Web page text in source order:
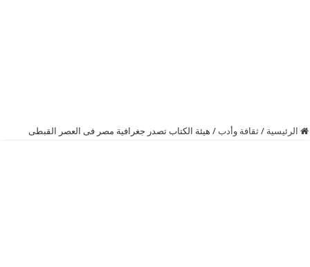
الرئيسية / ثقافة وأدب / هيئة الكتاب تصدر جغرافية مصر فى العصر القبطى